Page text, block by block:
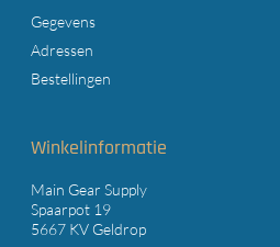
Gegevens
Adressen
Bestellingen
Winkelinformatie
Main Gear Supply
Spaarpot 19
5667 KV Geldrop